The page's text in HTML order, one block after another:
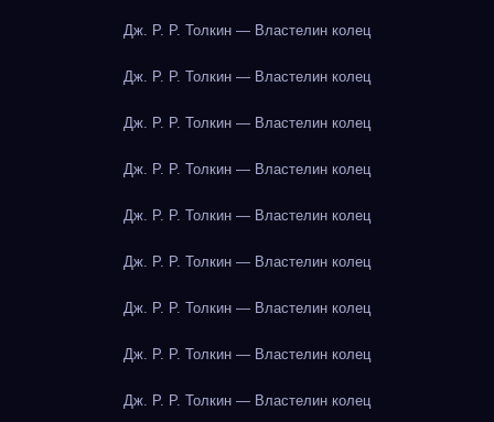
Дж. Р. Р. Толкин — Властелин колец
Дж. Р. Р. Толкин — Властелин колец
Дж. Р. Р. Толкин — Властелин колец
Дж. Р. Р. Толкин — Властелин колец
Дж. Р. Р. Толкин — Властелин колец
Дж. Р. Р. Толкин — Властелин колец
Дж. Р. Р. Толкин — Властелин колец
Дж. Р. Р. Толкин — Властелин колец
Дж. Р. Р. Толкин — Властелин колец